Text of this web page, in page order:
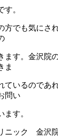
。
方でも気にさ
ます。金沢院
ま
ているのであ
問い
す。
ニック 金沢